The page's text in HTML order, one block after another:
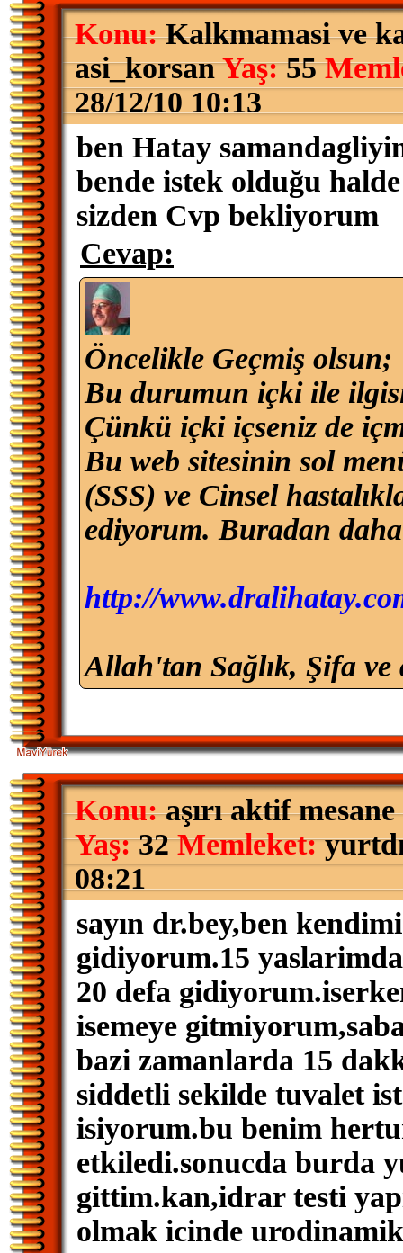
Konu:Kalkmamasi ve
asi_korsanYaş:55
28/12/10 10:13
ben Hatay
bende istek olduğu
sizden Cvp bekliyorum
Cevap:
Öncelikle Geçmiş olsun;
Bu durumun içki ile
Çünkü içki içseniz de
Bu web sitesinin sol
(SSS) ve Cinsel
ediyorum. Buradan
http://
Allah'tan Sağlık, Şifa
Konu:aşırı aktif
Yaş:32Memleket:
08:21
sayın dr.bey,ben
gidiyorum.15
20 defa
isemeye
bazi zamanlarda 15
siddetli sekilde tuvalet
isiyorum.bu benim
etkiledi.sonucda burda
gittim.kan,idrar testi
olmak icinde